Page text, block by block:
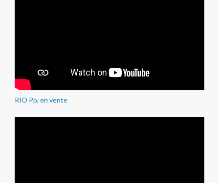
RIO Pp, en vente